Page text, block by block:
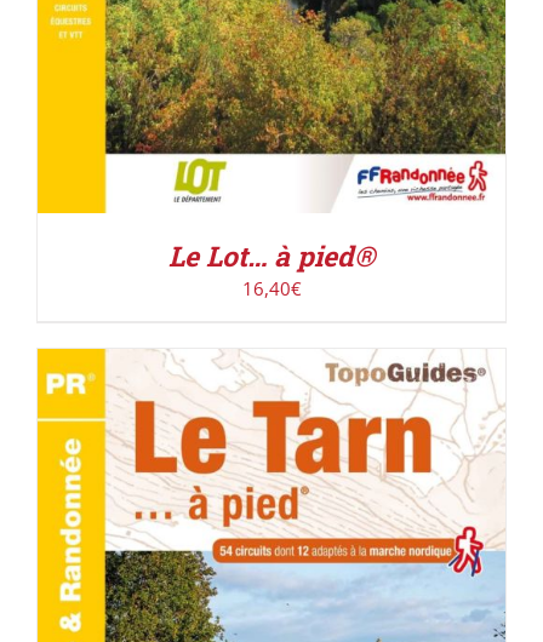
Le Lot… à pied®
16,40€